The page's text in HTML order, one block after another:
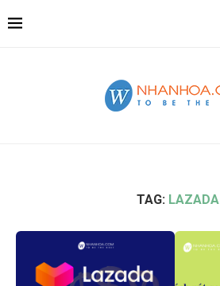
TAG: LAZADA